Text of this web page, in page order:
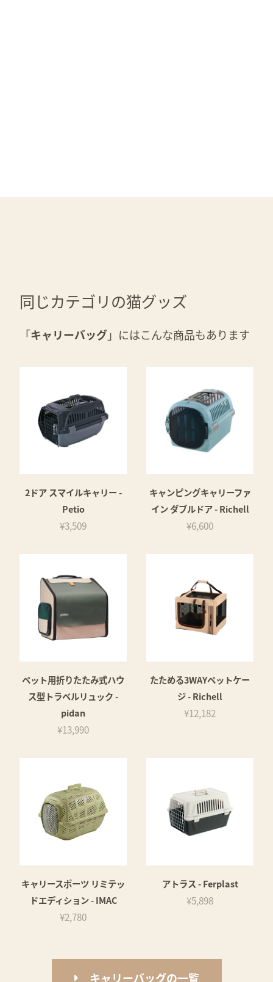
同じカテゴリの猫グッズ
「キャリーバッグ」にはこんな商品もあります
2ドア スマイルキャリー -
Petio
¥3,509
キャンピングキャリーファ
イン ダブルドア - Richell
¥6,600
ペット用折りたたみ式ハウ
ス型トラベルリュック -
pidan
¥13,990
たためる3WAYペットケー
ジ - Richell
¥12,182
キャリースポーツ リミテッ
ドエディション - IMAC
¥2,780
アトラス - Ferplast
¥5,898
キャリーバッグの一覧